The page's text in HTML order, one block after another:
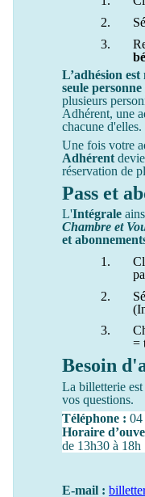
L’adhésion
seule
plusieurs
Adhérent, une
chacune d'elles.
Une fois votre
Adhérent
réservation de
Pass et
L'Intégrale
Chambre et
et
=
Besoin
La billetterie
vos questions.
Téléphone : 04
Horaire
de 13h30 à 18h
E-mail :